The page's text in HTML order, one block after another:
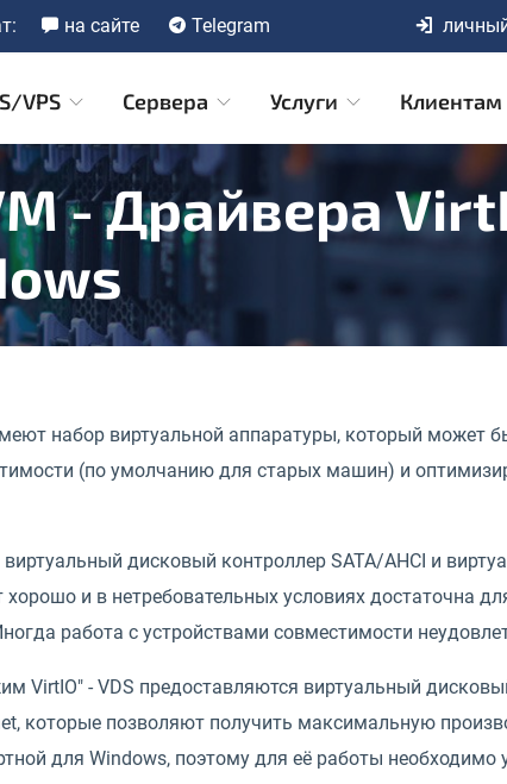
на сайте Telegram
VPS Сервера Услуги Клиентам
- Драйвера
набор виртуальной аппаратуры, который может
(по умолчанию для старых машин) и
дисковый контроллер SATA/AHCI и
и в нетребовательных условиях достаточна
работа с устройствами совместимости
VirtIO" - VDS предоставляются виртуальный
которые позволяют получить максимальную
для Windows, поэтому для её работы необходимо